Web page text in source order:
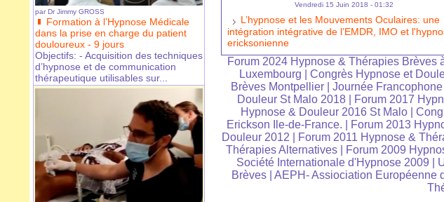
par Dr Jimmy GROSS
Formation à l’Hypnose Médicale
dans la prise en charge du patient
douloureux - 9 jours
Objectifs: - Acquisition des techniques
d’hypnose et de communication
thérapeutique utilisables sur...
Vendredi 15 Juin 2018 - 01:32
L’hypnose et les Mouvements Oculaires: une
intégration intégrative de l’EMDR, IMO et
ericksonienne
Forum 2024 Hypnose & Thérapies Brèves
Luxembourg
Congrès Hypnose et
Brèves Montpellier
Journée
Douleur St Malo 2018
Forum 2017
Hypnose & Douleur 2016 St Malo
Erickson Ile-de-France.
Forum 2013
Douleur 2012
Forum 2011 Hypnose &
Thérapies Alternatives
Forum 2009
Société Internationale d'Hypnose 2009
Brèves
AEPH- Assiociation Européenne